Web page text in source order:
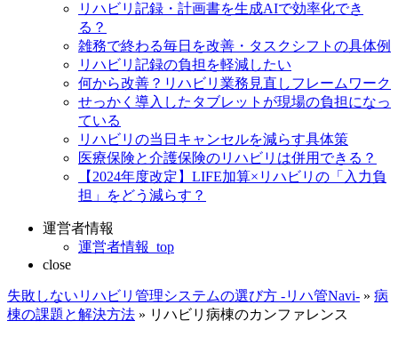
リハビリ記録・計画書を生成AIで効率化でき
る？
雑務で終わる毎日を改善・タスクシフトの具体例
リハビリ記録の負担を軽減したい
何から改善？リハビリ業務見直しフレームワーク
せっかく導入したタブレットが現場の負担になっ
ている
リハビリの当日キャンセルを減らす具体策
医療保険と介護保険のリハビリは併用できる？
【2024年度改定】LIFE加算×リハビリの「入力負
担」をどう減らす？
運営者情報
運営者情報_top
close
失敗しないリハビリ管理システムの選び方 -リハ管Navi- » 病
棟の課題と解決方法 » リハビリ病棟のカンファレンス